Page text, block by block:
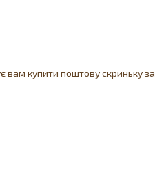
вам купити поштову скриньку за